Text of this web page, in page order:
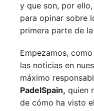
y que son, por
para opinar sobre
primera parte de
Empezamos,
las noticias en
máximo
PadelSpain, quien
de cómo ha visto